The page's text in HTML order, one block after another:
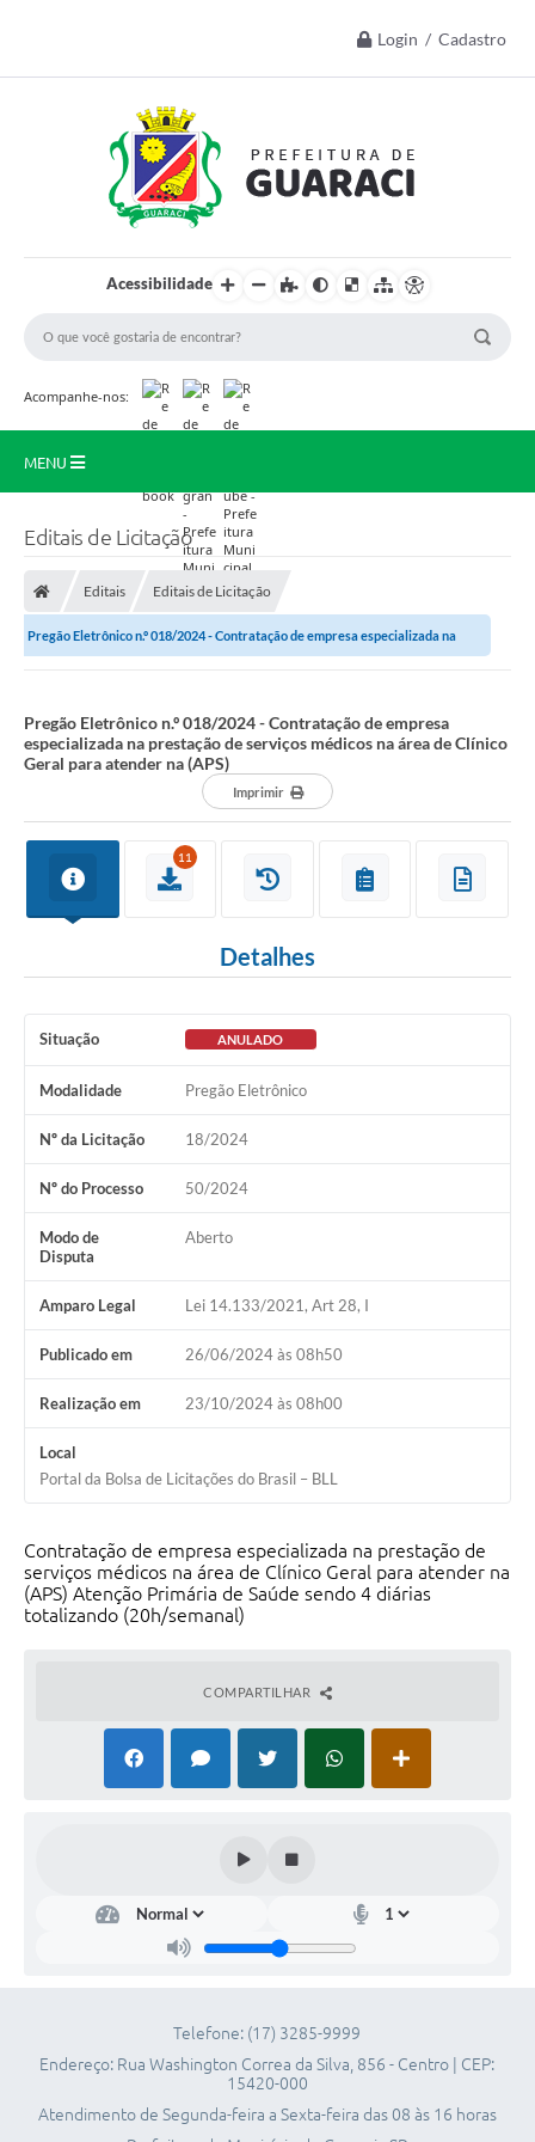
Login / Cadastro
Acessibilidade
Acompanhe-nos:
MENU
Secretarias
Audiências Públicas
Transparência
Editais
Contratos
Ouvidoria
Turismo
Obras
Galeria de Vídeos
Projetos
Contas Públicas
Legislação
Links
Serviços Online
Editais de Licitação
Editais Editais de Licitação
Pregão Eletrônico n.º 018/2024 - Contratação de empresa especializada na
Pregão Eletrônico n.º 018/2024 - Contratação de empresa
especializada na prestação de serviços médicos na área de Clínico
Geral para atender na (APS)
Imprimir
11
Detalhes
Situação ANULADO
Modalidade Pregão Eletrônico
Nº da Licitação 18/2024
Nº do Processo 50/2024
Modo de
Disputa
Aberto
Amparo Legal Lei 14.133/2021, Art 28, I
Publicado em 26/06/2024 às 08h50
Realização em 23/10/2024 às 08h00
Local
Portal da Bolsa de Licitações do Brasil – BLL
Contratação de empresa especializada na prestação de
serviços médicos na área de Clínico Geral para atender na
(APS) Atenção Primária de Saúde sendo 4 diárias
totalizando (20h/semanal)
COMPARTILHAR
Telefone: (17) 3285-9999
Endereço: Rua Washington Correa da Silva, 856 - Centro | CEP:
15420-000
Atendimento de Segunda-feira a Sexta-feira das 08 às 16 horas